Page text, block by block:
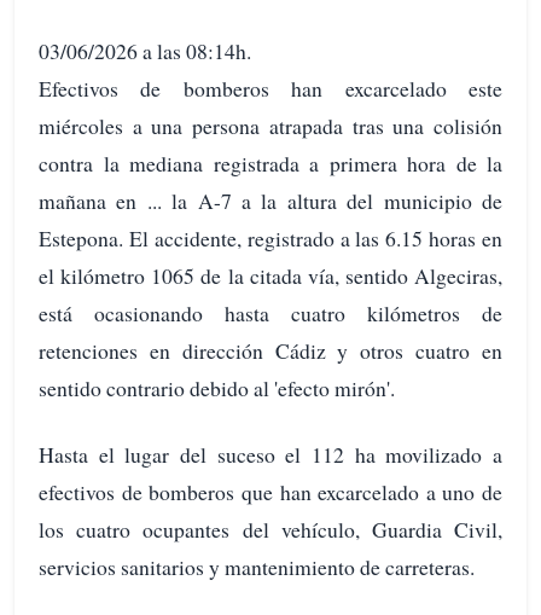
03/06/2026 a las 08:14h.
Efectivos de bomberos han excarcelado este
miércoles a una persona atrapada tras una colisión
contra la mediana registrada a primera hora de la
mañana en ... la A-7 a la altura del municipio de
Estepona. El accidente, registrado a las 6.15 horas en
el kilómetro 1065 de la citada vía, sentido Algeciras,
está ocasionando hasta cuatro kilómetros de
retenciones en dirección Cádiz y otros cuatro en
sentido contrario debido al 'efecto mirón'.
Hasta el lugar del suceso el 112 ha movilizado a
efectivos de bomberos que han excarcelado a uno de
los cuatro ocupantes del vehículo, Guardia Civil,
servicios sanitarios y mantenimiento de carreteras.